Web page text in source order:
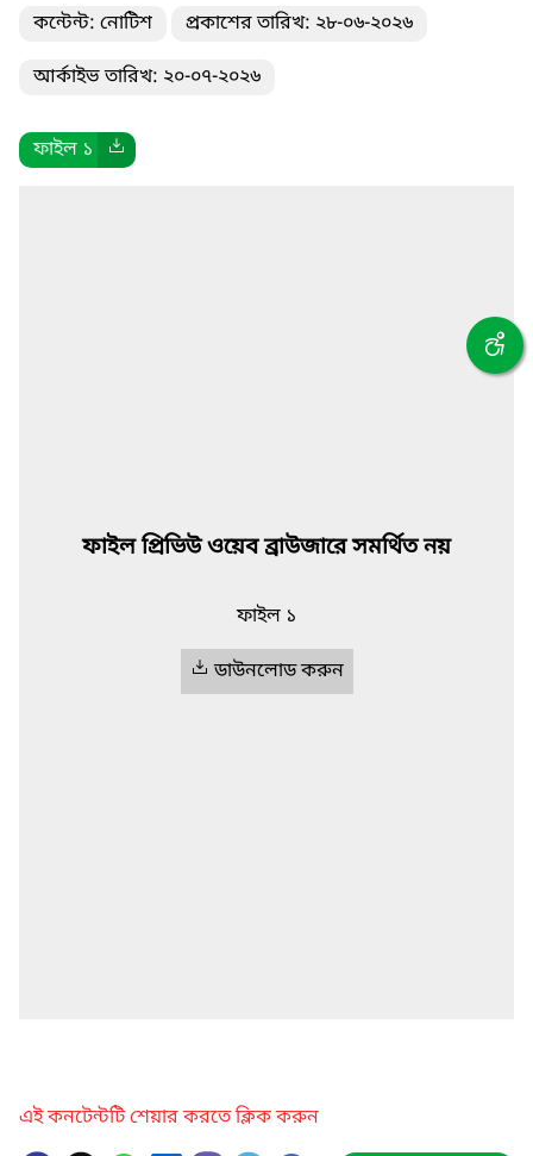
কন্টেন্ট: নোটিশ প্রকাশের তারিখ: ২৮-০৬-২০২৬
আর্কাইভ তারিখ: ২০-০৭-২০২৬
ফাইল ১
ফাইল প্রিভিউ ওয়েব ব্রাউজারে সমর্থিত নয়
ফাইল ১
ডাউনলোড করুন
এই কনটেন্টটি শেয়ার করতে ক্লিক করুন